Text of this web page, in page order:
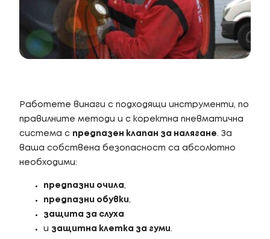
Работете винаги с подходящи инструменти, по
правилните методи и с коректна пневматична
система с предпазен клапан за налягане. За
ваша собствена безопасност са абсолютно
необходими:
предпазни очила,
предпазни обувки,
защита за слуха
и защитна клетка за гуми.